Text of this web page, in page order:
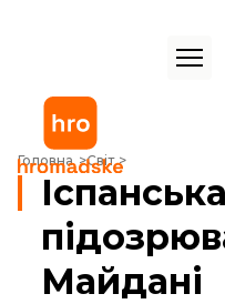
Головна Світ
Іспанська поліція заявила
Майдані